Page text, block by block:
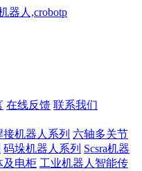
在线反馈 联系我们
接机器人系列 六轴多关节
码垛机器人系列 Scsra机器
及电柜 工业机器人智能传